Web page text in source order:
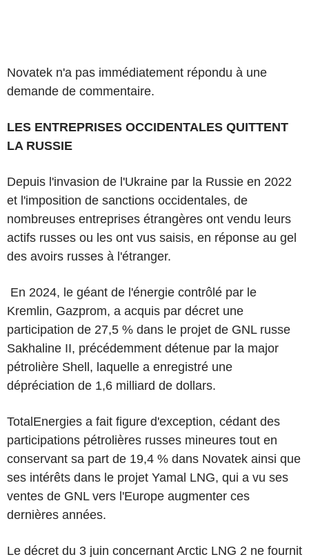
Novatek n'a pas immédiatement répondu à une
demande de commentaire.
LES ENTREPRISES OCCIDENTALES QUITTENT
LA RUSSIE
Depuis l'invasion de l'Ukraine par la Russie en 2022
et l'imposition de sanctions occidentales, de
nombreuses entreprises étrangères ont vendu leurs
actifs russes ou les ont vus saisis, en réponse au gel
des avoirs russes à l'étranger.
En 2024, le géant de l'énergie contrôlé par le
Kremlin, Gazprom, a acquis par décret une
participation de 27,5 % dans le projet de GNL russe
Sakhaline II, précédemment détenue par la major
pétrolière Shell, laquelle a enregistré une
dépréciation de 1,6 milliard de dollars.
TotalEnergies a fait figure d'exception, cédant des
participations pétrolières russes mineures tout en
conservant sa part de 19,4 % dans Novatek ainsi que
ses intérêts dans le projet Yamal LNG, qui a vu ses
ventes de GNL vers l'Europe augmenter ces
dernières années.
Le décret du 3 juin concernant Arctic LNG 2 ne fournit